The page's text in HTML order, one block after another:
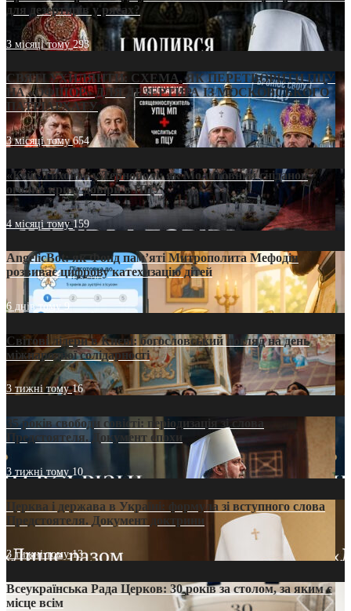
для дезертирів у рясах?
3 місяці тому293
СВЯТІ УХИЛЯНТИ: СХЕМА, ЯК ПЕРЕТВОРИТИ ПЦУ
НА «ОФШОР» ДЛЯ ДЕЗЕРТИРА ІЗ МОСКОВСЬКОГО
ПАТРІАРХАТУ
3 місяці тому654
«Кейс Тихона» у Тернополі: як Молитовний сніданок
оголив кризу довіри в ПЦУ
4 місяці тому159
AngelicBot: як Фонд пам’яті Митрополита Мефодія
розвиває цифрову катехизацію дітей
6 днів тому9
Світові лідери в Києві: богословський погляд на день
міжнародної солідарності
3 тижні тому16
35 років свободи совісті: періодизація зі слова
Предстоятеля. Документ епохи
3 тижні тому 10
Церква і держава в Україні: формула зі вступного слова
Предстоятеля. Документ доктрини
3 тижні тому13
Всеукраїнська Рада Церков: 30 років за столом, за яким є
місце всім